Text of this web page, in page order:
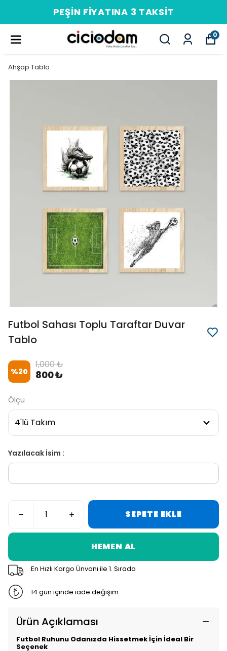
PEŞIN FIYATINA 3 TAKSIT
0
Ahşap Tablo
Futbol Sahası Toplu Taraftar Duvar
Tablo
%20
1,000 ₺
800 ₺
Ölçü
Yazılacak İsim :
SEPETE EKLE
HEMEN AL
En Hızlı Kargo Ünvanı ile 1. Sırada
14 gün içinde iade değişim
Ürün Açıklaması
Futbol Ruhunu Odanızda Hissetmek İçin İdeal Bir
Seçenek